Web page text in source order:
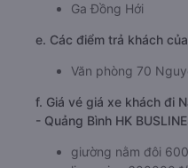
Ga Đồng Hới
e. Các điểm trả khách
Văn phòng 70
f. Giá vé giá xe khách đi
- Quảng Bình HK
giường nằm đôi